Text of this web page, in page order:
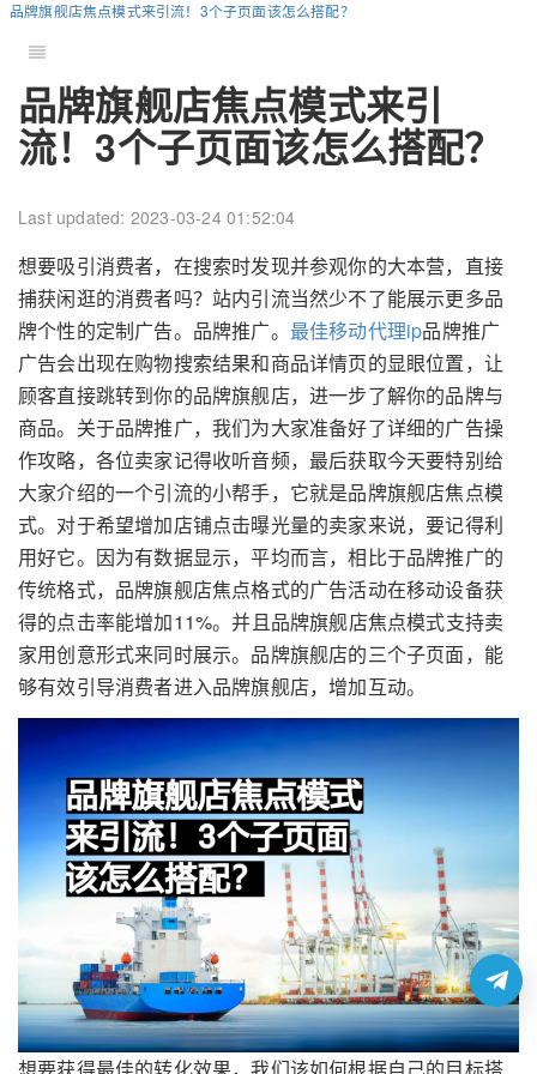
品牌旗舰店焦点模式来引流！3个子页面该怎么搭配？
品牌旗舰店焦点模式来引
流！3个子页面该怎么搭配？
Last updated: 2023-03-24 01:52:04
想要吸引消费者，在搜索时发现并参观你的大本营，直接
捕获闲逛的消费者吗？站内引流当然少不了能展示更多品
牌个性的定制广告。品牌推广。 最佳移动代理ip品牌推广
广告会出现在购物搜索结果和商品详情页的显眼位置，让
顾客直接跳转到你的品牌旗舰店，进一步了解你的品牌与
商品。关于品牌推广，我们为大家准备好了详细的广告操
作攻略，各位卖家记得收听音频，最后获取今天要特别给
大家介绍的一个引流的小帮手，它就是品牌旗舰店焦点模
式。对于希望增加店铺点击曝光量的卖家来说，要记得利
用好它。因为有数据显示，平均而言，相比于品牌推广的
传统格式，品牌旗舰店焦点格式的广告活动在移动设备获
得的点击率能增加11%。并且品牌旗舰店焦点模式支持卖
家用创意形式来同时展示。品牌旗舰店的三个子页面，能
够有效引导消费者进入品牌旗舰店，增加互动。